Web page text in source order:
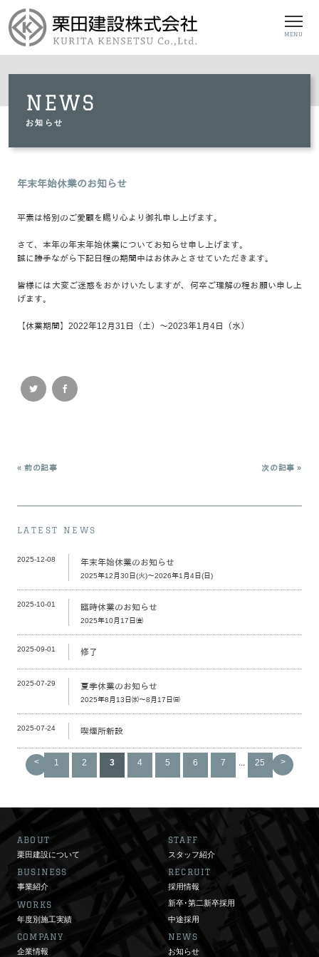
MENU
NEWS
お知らせ
年末年始休業のお知らせ
平素は格別のご愛顧を賜り心より御礼申し上げます。
さて、本年の年末年始休業についてお知らせ申し上げます。
誠に勝手ながら下記日程の期間中はお休みとさせていただきます。
皆様には大変ご迷惑をおかけいたしますが、何卒ご理解の程お願い申し上
げます。
【休業期間】2022年12月31日（土）～2023年1月4日（水）
« 前の記事 次の記事 »
LATEST NEWS
2025-12-08 年末年始休業のお知らせ
2025年12月30日(火)～2026年1月4日(日)
2025-10-01 臨時休業のお知らせ
2025年10月17日㈮
2025-09-01 修了
2025-07-29 夏季休業のお知らせ
2025年8月13日㈬～8月17日㈰
2025-07-24 喫煙所新設
< 1 2 3 4 5 6 7 ... 25 >
ABOUT STAFF
栗田建設について スタッフ紹介
BUSINESS RECRUIT
事業紹介 採用情報
WORKS
新卒･第二新卒採用
年度別施工実績
中途採用
COMPANY NEWS
企業情報 お知らせ